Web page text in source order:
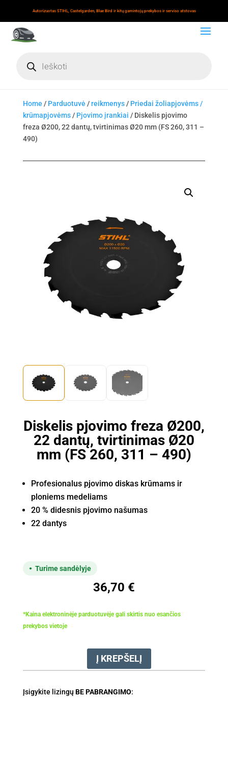
Autorizuotas STIHL, Castelgarden, Blue Bird ir kitų gamintojų prekybos ir serviso atstovas
search
Home / Parduotuvė /reikmenys/ Priedai žoliapjovėms /
krūmapjovėms/ Pjovimo įrankiai / Diskelis pjovimo
freza Ø200, 22 dantų, tvirtinimas Ø20 mm (FS 260, 311 –
490)
Diskelis pjovimo freza Ø200,
22 dantų, tvirtinimas Ø20
mm (FS 260, 311 – 490)
Profesionalus pjovimo diskas krūmams ir
ploniems medeliams
20 % didesnis pjovimo našumas
22 dantys
Turime sandėlyje
36,70 €
*Kaina elektroninėje parduotuvėje gali skirtis nuo esančios
prekybos vietoje
produkto
Į KREPŠELĮ
Įsigykite lizingų BE PABRANGIMO: